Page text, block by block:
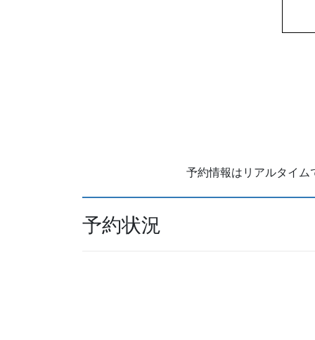
予約情報はリアルタイム
予約状況